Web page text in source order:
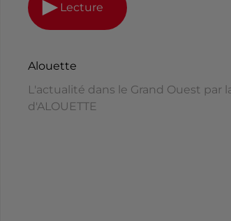
Lecture
Alouette
L'actualité dans le Grand Ouest par
d'ALOUETTE